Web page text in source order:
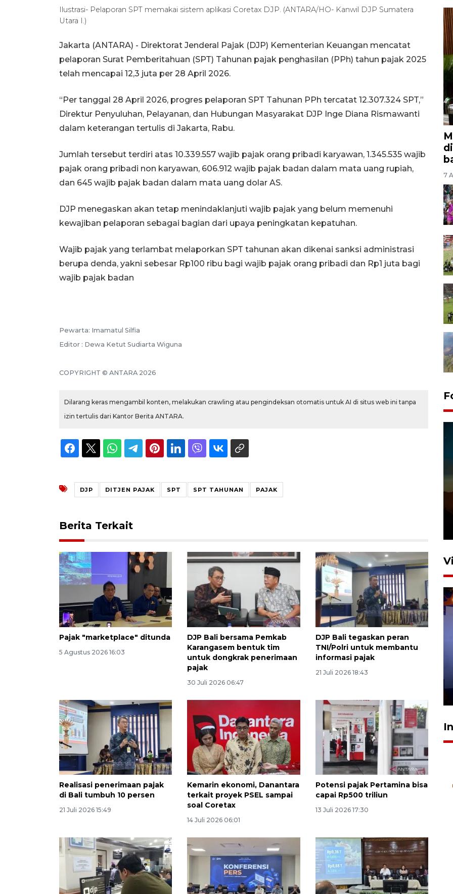
Ilustrasi- Pelaporan SPT memakai sistem aplikasi Coretax DJP. (ANTARA/HO- Kanwil DJP Sumatera
Utara I.)
Jakarta (ANTARA) - Direktorat Jenderal Pajak (DJP) Kementerian Keuangan mencatat
pelaporan Surat Pemberitahuan (SPT) Tahunan pajak penghasilan (PPh) tahun pajak 2025
telah mencapai 12,3 juta per 28 April 2026.
“Per tanggal 28 April 2026, progres pelaporan SPT Tahunan PPh tercatat 12.307.324 SPT,”
Direktur Penyuluhan, Pelayanan, dan Hubungan Masyarakat DJP Inge Diana Rismawanti
dalam keterangan tertulis di Jakarta, Rabu.
Jumlah tersebut terdiri atas 10.339.557 wajib pajak orang pribadi karyawan, 1.345.535 wajib
pajak orang pribadi non karyawan, 606.912 wajib pajak badan dalam mata uang rupiah,
dan 645 wajib pajak badan dalam mata uang dolar AS.
DJP menegaskan akan tetap menindaklanjuti wajib pajak yang belum memenuhi
kewajiban pelaporan sebagai bagian dari upaya peningkatan kepatuhan.
Wajib pajak yang terlambat melaporkan SPT tahunan akan dikenai sanksi administrasi
berupa denda, yakni sebesar Rp100 ribu bagi wajib pajak orang pribadi dan Rp1 juta bagi
wajib pajak badan
Pewarta: Imamatul Silfia
Editor : Dewa Ketut Sudiarta Wiguna
COPYRIGHT © ANTARA 2026
Dilarang keras mengambil konten, melakukan crawling atau pengindeksan otomatis untuk AI di situs web ini tanpa
izin tertulis dari Kantor Berita ANTARA.
DJP DITJEN PAJAK SPT SPT TAHUNAN PAJAK
Berita Terkait
Pajak "marketplace" ditunda
5 Agustus 2026 16:03
DJP Bali bersama Pemkab
Karangasem bentuk tim
untuk dongkrak penerimaan
pajak
30 Juli 2026 06:47
DJP Bali tegaskan peran
TNI/Polri untuk membantu
informasi pajak
21 Juli 2026 18:43
Realisasi penerimaan pajak
di Bali tumbuh 10 persen
21 Juli 2026 15:49
Kemarin ekonomi, Danantara
terkait proyek PSEL sampai
soal Coretax
14 Juli 2026 06:01
Potensi pajak Pertamina bisa
capai Rp500 triliun
13 Juli 2026 17:30
7
Presiden 2026 setelah adu
Bea Cukai sita 19 ribu botol
miras berpita cukai palsu di